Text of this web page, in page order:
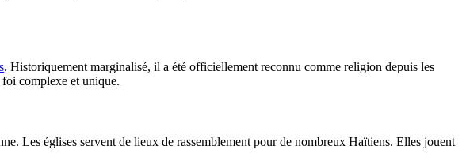
. Historiquement marginalisé, il a été officiellement reconnu comme religion depuis les
foi complexe et unique.
Les églises servent de lieux de rassemblement pour de nombreux Haïtiens. Elles jouent